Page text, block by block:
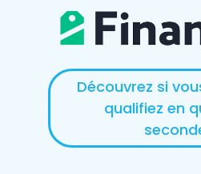
Découvrez si
qualifiez en